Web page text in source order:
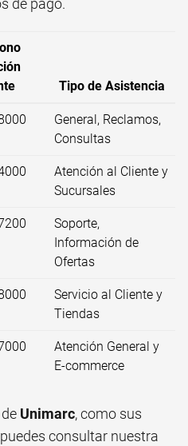
de pago.
Tipo de Asistencia
General, Reclamos,
Consultas
Atención al Cliente y
Sucursales
Soporte,
Información de
Ofertas
Servicio al Cliente y
Tiendas
Atención General y
E-commerce
Unimarc, como sus
consultar nuestra